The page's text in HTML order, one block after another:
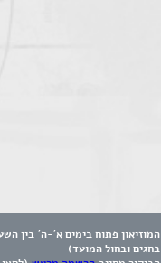
בחגים ובחול המועד)